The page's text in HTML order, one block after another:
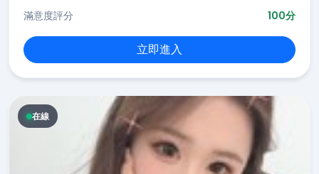
滿意度評分
100分
立即進入
在線